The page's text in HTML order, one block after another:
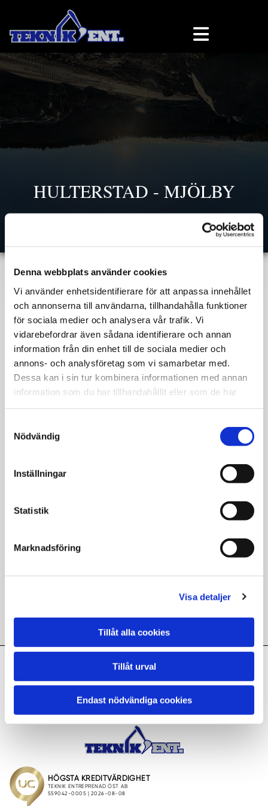
Denna webbplats använder cookies
Vi använder enhetsidentifierare för att anpassa innehållet
och annonserna till användarna, tillhandahålla funktioner
för sociala medier och analysera vår trafik. Vi
vidarebefordrar även sådana identifierare och annan
information från din enhet till de sociala medier och
annons- och analysföretag som vi samarbetar med.
Dessa kan i sin tur kombinera informationen med annan
information som du har tillhandahållit eller som de har
Nödvändig
Inställningar
Statistik
Marknadsföring
Visa detaljer
Tillåt alla cookies
Tillåt urval
Endast nödvändiga cookies
HULTERSTAD - MJÖLBY
BERGKROSS, MAKADAM OCH
ÅTERVINNING.
Vid Hulterstad straxt söder om Mjölby erbjuder vi fullständigt
sortiment av bergkross och makadam. Vi har även möjlighet
att ta emot schaktmassor. Avser du att lämna schakt måste du
anmäla det till oss innan och inkommande massor ska vara
Teknikentreprenad
info@teknikentreprenad.se
59177 Borensberg